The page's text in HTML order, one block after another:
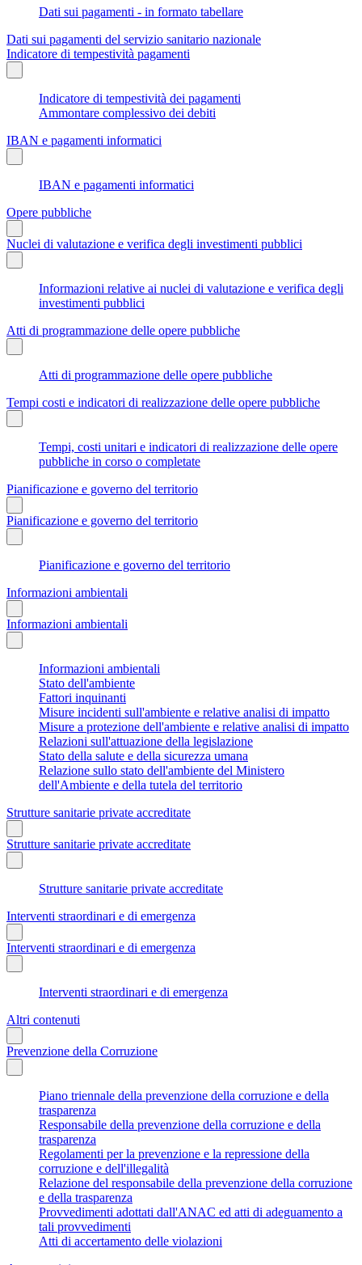
Dati sui pagamenti - in formato tabellare
Dati sui pagamenti del servizio sanitario nazionale
Indicatore di tempestività pagamenti
Indicatore di tempestività dei pagamenti
Ammontare complessivo dei debiti
IBAN e pagamenti informatici
IBAN e pagamenti informatici
Opere pubbliche
Nuclei di valutazione e verifica degli investimenti pubblici
Informazioni relative ai nuclei di valutazione e verifica degli
investimenti pubblici
Atti di programmazione delle opere pubbliche
Atti di programmazione delle opere pubbliche
Tempi costi e indicatori di realizzazione delle opere pubbliche
Tempi, costi unitari e indicatori di realizzazione delle opere
pubbliche in corso o completate
Pianificazione e governo del territorio
Pianificazione e governo del territorio
Pianificazione e governo del territorio
Informazioni ambientali
Informazioni ambientali
Informazioni ambientali
Stato dell'ambiente
Fattori inquinanti
Misure incidenti sull'ambiente e relative analisi di impatto
Misure a protezione dell'ambiente e relative analisi di impatto
Relazioni sull'attuazione della legislazione
Stato della salute e della sicurezza umana
Relazione sullo stato dell'ambiente del Ministero
dell'Ambiente e della tutela del territorio
Strutture sanitarie private accreditate
Strutture sanitarie private accreditate
Strutture sanitarie private accreditate
Interventi straordinari e di emergenza
Interventi straordinari e di emergenza
Interventi straordinari e di emergenza
Altri contenuti
Prevenzione della Corruzione
Piano triennale della prevenzione della corruzione e della
trasparenza
Responsabile della prevenzione della corruzione e della
trasparenza
Regolamenti per la prevenzione e la repressione della
corruzione e dell'illegalità
Relazione del responsabile della prevenzione della corruzione
e della trasparenza
Provvedimenti adottati dall'ANAC ed atti di adeguamento a
tali provvedimenti
Atti di accertamento delle violazioni